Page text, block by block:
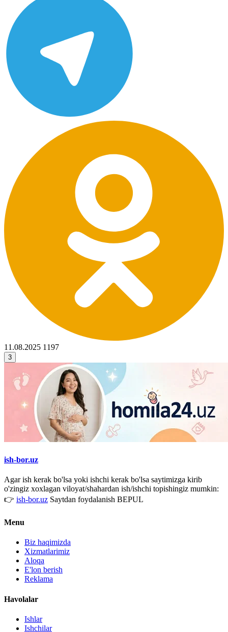
11.08.2025 1197
3
ish-bor.uz
Agar ish kerak bo'lsa yoki ishchi kerak bo'lsa saytimizga kirib
o'zingiz xoxlagan viloyat/shahardan ish/ishchi topishingiz mumkin:
👉 ish-bor.uz Saytdan foydalanish BEPUL
Menu
Biz haqimizda
Xizmatlarimiz
Aloqa
E'lon berish
Reklama
Havolalar
Ishlar
Ishchilar